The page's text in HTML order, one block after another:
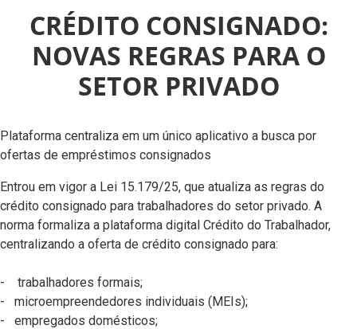
CRÉDITO CONSIGNADO:
NOVAS REGRAS PARA O
SETOR PRIVADO
Plataforma centraliza em um único aplicativo a busca por
ofertas de empréstimos consignados
Entrou em vigor a Lei 15.179/25, que atualiza as regras do
crédito consignado para trabalhadores do setor privado. A
norma formaliza a plataforma digital Crédito do Trabalhador,
centralizando a oferta de crédito consignado para:
- trabalhadores formais;
- microempreendedores individuais (MEIs);
- empregados domésticos;